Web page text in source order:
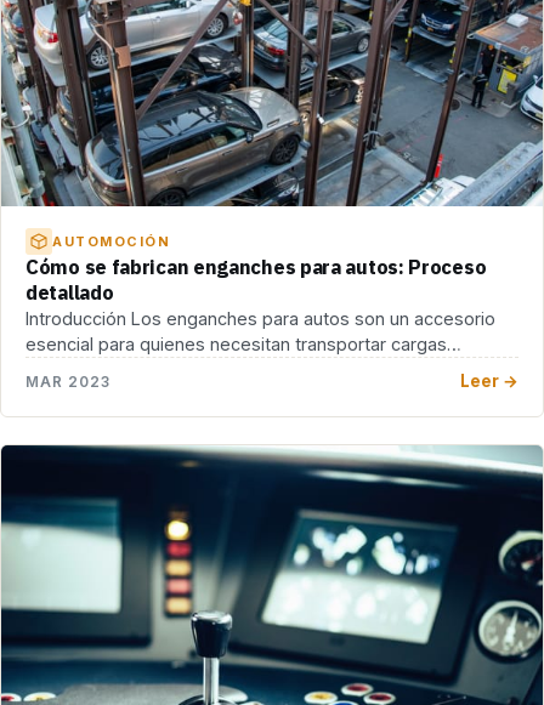
AUTOMOCIÓN
Cómo se fabrican enganches para autos: Proceso
detallado
Introducción Los enganches para autos son un accesorio
esencial para quienes necesitan transportar cargas
MAR 2023 Leer →